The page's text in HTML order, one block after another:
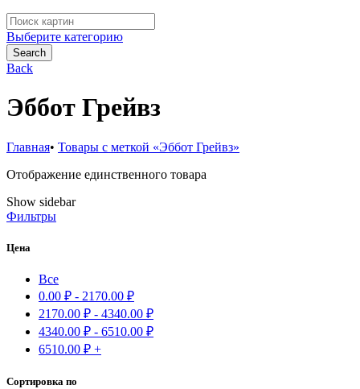
Search
for:
Выберите категорию
Search
Back
Эббот Грейвз
Главная• Товары с меткой «Эббот Грейвз»
Отображение единственного товара
Show sidebar
Фильтры
Цена
Все
0.00 ₽ - 2170.00 ₽
2170.00 ₽ - 4340.00 ₽
4340.00 ₽ - 6510.00 ₽
6510.00 ₽ +
Сортировка по